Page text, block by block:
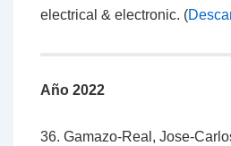
electrical & electronic. (
Año 2022
36. Gamazo-Real, Jose-